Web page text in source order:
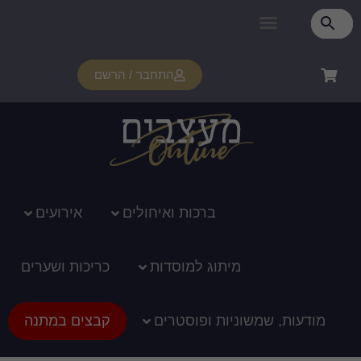
התחבר / הרשם
אירועים
כריכות ושערים
קבצים במתנה